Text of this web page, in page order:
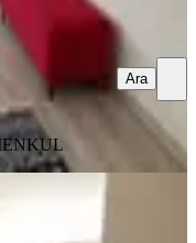
Ara
Yakın,
3 Adet Banyo